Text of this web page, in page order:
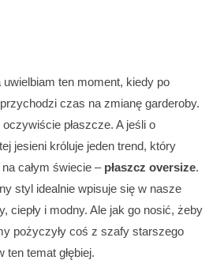
uwielbiam ten moment, kiedy po
czas na zmianę garderoby.
płaszcze. A jeśli o
jesieni króluje jeden trend, który
całym świecie – płaszcz oversize.
styl idealnie wpisuje się w nasze
ciepły i modny. Ale jak go nosić, żeby
pożyczyły coś z szafy starszego
ten temat głębiej.